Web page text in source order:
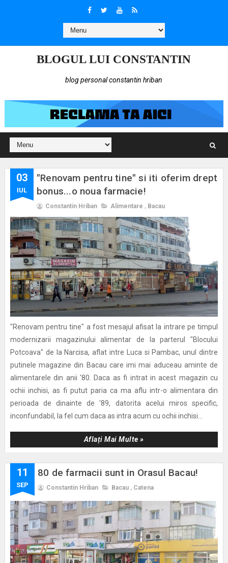
BLOGUL LUI CONSTANTIN
blog personal constantin hriban
03
IUL
"Renovam pentru tine" si iti oferim drept
bonus...o noua farmacie!
Constantin Hriban Alimentare , Bacau
"Renovam pentru tine" a fost mesajul afisat la intrare pe timpul
modernizarii magazinului alimentar de la parterul "Blocului
Potcoava" de la Narcisa, aflat intre Luca si Pambac, unul dintre
putinele magazine din Bacau care imi mai aduceau aminte de
alimentarele din anii '80. Daca as fi intrat in acest magazin cu
ochii inchisi, as fi putut paria ca ma aflu intr-o alimentara din
perioada de dinainte de '89, datorita acelui miros specific,
inconfundabil, la fel cum daca as intra acum cu ochii inchisi...
Aflați Mai Multe »
11
SEP
80 de farmacii sunt in Orasul Bacau!
Constantin Hriban Bacau , Catena